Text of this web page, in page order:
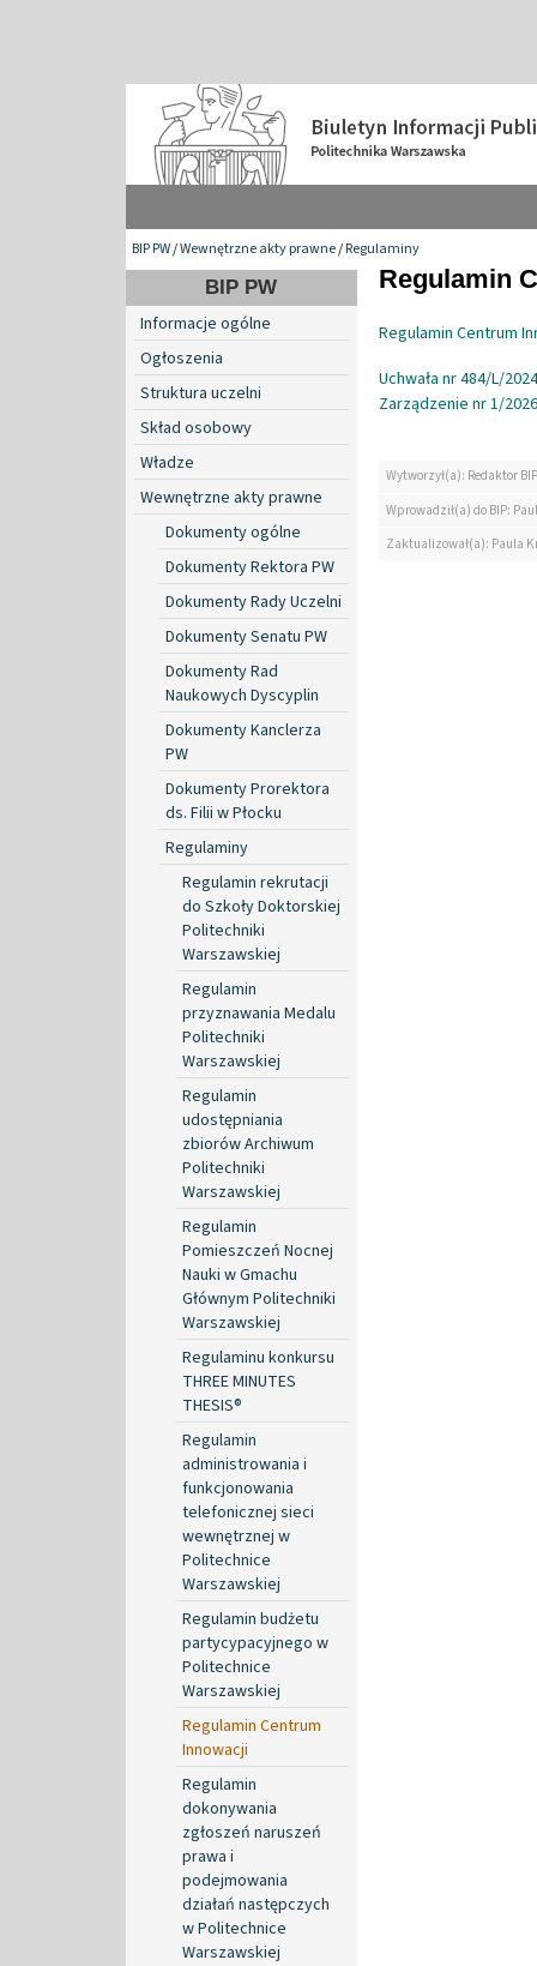
BIP PW/Wewnętrzne akty prawne/Regulaminy
BIP PW
Informacje ogólne
Ogłoszenia
Struktura uczelni
Skład osobowy
Władze
Wewnętrzne akty prawne
Dokumenty ogólne
Dokumenty Rektora PW
Dokumenty Rady Uczelni
Dokumenty Senatu PW
Dokumenty Rad
Naukowych Dyscyplin
Dokumenty Kanclerza
PW
Dokumenty Prorektora
ds. Filii w Płocku
Regulaminy
Regulamin rekrutacji
do Szkoły Doktorskiej
Politechniki
Warszawskiej
Regulamin
przyznawania Medalu
Politechniki
Warszawskiej
Regulamin
udostępniania
zbiorów Archiwum
Politechniki
Warszawskiej
Regulamin
Pomieszczeń Nocnej
Nauki w Gmachu
Głównym Politechniki
Warszawskiej
Regulaminu konkursu
THREE MINUTES
THESIS®
Regulamin
administrowania i
funkcjonowania
telefonicznej sieci
wewnętrznej w
Politechnice
Warszawskiej
Regulamin budżetu
partycypacyjnego w
Politechnice
Warszawskiej
Regulamin Centrum
Innowacji
Regulamin
dokonywania
zgłoszeń naruszeń
prawa i
podejmowania
działań następczych
w Politechnice
Warszawskiej
Regulamin
Regulamin Centrum
Uchwała nr 484/L/
Zarządzenie nr 1/
Wytworzył(a): Redaktor BIP
Wprowadził(a) do BIP:
Zaktualizował(a): Paula